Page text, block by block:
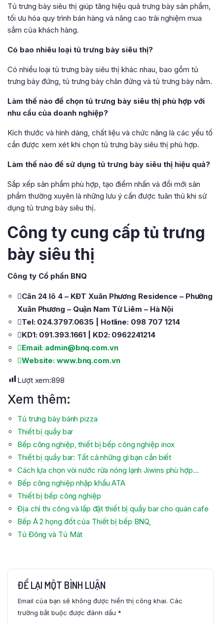
Tủ trưng bày siêu thị giúp tăng hiệu quả trưng bày sản phẩm,
tối ưu hóa quy trình bán hàng và nâng cao trải nghiệm mua
sắm của khách hàng.
Có bao nhiêu loại tủ trưng bày siêu thị?
Có nhiều loại tủ trưng bày siêu thị khác nhau, bao gồm tủ
trưng bày đứng, tủ trưng bày chân đứng và tủ trưng bày nằm.
Làm thế nào để chọn tủ trưng bày siêu thị phù hợp với
nhu cầu của doanh nghiệp?
Kích thước và hình dáng, chất liệu và chức năng là các yếu tố
cần được xem xét khi chọn tủ trưng bày siêu thị phù hợp.
Làm thế nào để sử dụng tủ trưng bày siêu thị hiệu quả?
Sắp xếp sản phẩm phù hợp, tạo điểm nhấn và đổi mới sản
phẩm thường xuyên là những lưu ý cần được tuân thủ khi sử
dụng tủ trưng bày siêu thị.
Công ty cung cấp tủ trưng
bày siêu thị
Công ty Cổ phần BNQ
Căn 24 lô 4 – KĐT Xuân Phương Residence – Phường
Xuân Phương – Quận Nam Từ Liêm – Hà Nội
Tel: 024.3797.0635 | Hotline: 098 707 1214
KD1: 091.393.1661 | KD2: 0962241214
Email: admin@bnq.com.vn
Website: www.bnq.com.vn
Lượt xem:898
Xem thêm:
Tủ trưng bày bánh pizza
Thiết bị quầy bar
Bếp công nghiệp, thiết bị bếp công nghiệp inox
Thiết bị quầy bar: Tất cả những gì bạn cần biết
Cách lựa chọn vòi nước rửa nóng lạnh Jiwins phù hợp…
Bếp công nghiệp nhập khẩu ATA
Thiết bị bếp công nghiệp
Địa chỉ thi công và lắp đặt thiết bị quầy bar cho quán cafe
Bếp Á 2 họng đốt của Thiết bị bếp BNQ,
Tủ Đông và Tủ Mát
ĐỂ LẠI MỘT BÌNH LUẬN
Email của bạn sẽ không được hiển thị công khai. Các
trường bắt buộc được đánh dấu *